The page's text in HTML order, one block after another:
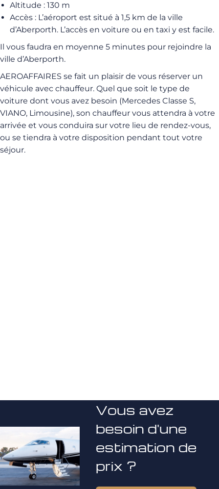
Altitude : 130 m
Accès : L’aéroport est situé à 1,5 km de la ville
d’Aberporth. L’accès en voiture ou en taxi y est facile.
Il vous faudra en moyenne 5 minutes pour rejoindre la
ville d’Aberporth.
AEROAFFAIRES se fait un plaisir de vous réserver un
véhicule avec chauffeur. Quel que soit le type de
voiture dont vous avez besoin (Mercedes Classe S,
VIANO, Limousine), son chauffeur vous attendra à votre
arrivée et vous conduira sur votre lieu de rendez-vous,
ou se tiendra à votre disposition pendant tout votre
séjour.
Vous avez
besoin d'une
estimation de
prix ?